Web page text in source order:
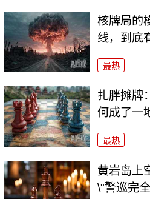
核牌局的
线，到底
最热
扎胖摊牌
何成了一
最热
黄岩岛上
\"警巡完